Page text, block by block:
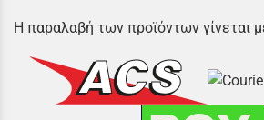
Η παραλαβή των προϊόντων γίνεται